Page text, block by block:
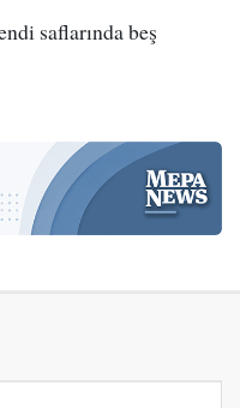
saflarında beş